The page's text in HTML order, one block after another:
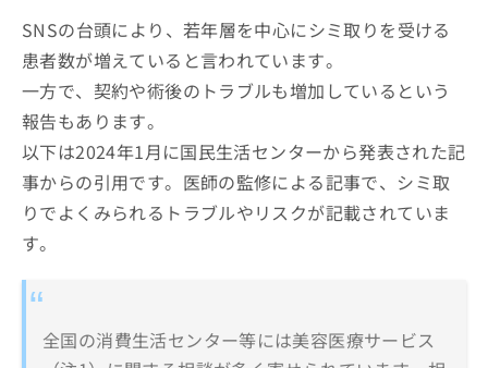
SNSの台頭により、若年層を中心にシミ取りを受ける
患者数が増えていると言われています。
一方で、契約や術後のトラブルも増加しているという
報告もあります。
以下は2024年1月に国民生活センターから発表された記
事からの引用です。医師の監修による記事で、シミ取
りでよくみられるトラブルやリスクが記載されていま
す。
全国の消費生活センター等には美容医療サービス